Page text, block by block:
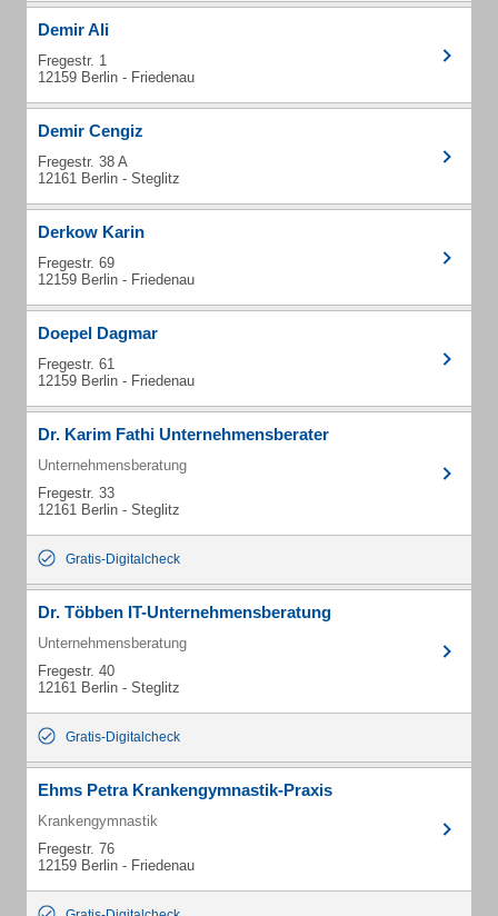
Demir Ali
Fregestr. 1
12159 Berlin - Friedenau
Demir Cengiz
Fregestr. 38 A
12161 Berlin - Steglitz
Derkow Karin
Fregestr. 69
12159 Berlin - Friedenau
Doepel Dagmar
Fregestr. 61
12159 Berlin - Friedenau
Dr. Karim Fathi Unternehmensberater
Unternehmensberatung
Fregestr. 33
12161 Berlin - Steglitz
Gratis-Digitalcheck
Dr. Többen IT-Unternehmensberatung
Unternehmensberatung
Fregestr. 40
12161 Berlin - Steglitz
Gratis-Digitalcheck
Ehms Petra Krankengymnastik-Praxis
Krankengymnastik
Fregestr. 76
12159 Berlin - Friedenau